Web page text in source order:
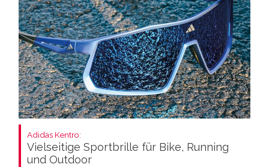
Adidas Kentro:
Vielseitige Sportbrille für Bike, Running
und Outdoor